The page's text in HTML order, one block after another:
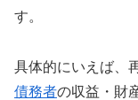
す。
具体的にいえば、
債務者の収益・財